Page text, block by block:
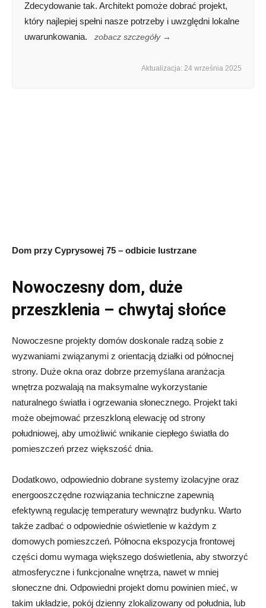
Zdecydowanie tak. Architekt pomoże dobrać projekt,
który najlepiej spełni nasze potrzeby i uwzględni lokalne
uwarunkowania.
zobacz szczegóły →
Aktualizacja: 24 września 2025
Dom przy Cyprysowej 75 – odbicie lustrzane
Nowoczesny dom, duże
przeszklenia – chwytaj słońce
Nowoczesne projekty domów doskonale radzą sobie z
wyzwaniami związanymi z orientacją działki od północnej
strony. Duże okna oraz dobrze przemyślana aranżacja
wnętrza pozwalają na maksymalne wykorzystanie
naturalnego światła i ogrzewania słonecznego. Projekt taki
może obejmować przeszkloną elewację od strony
południowej, aby umożliwić wnikanie ciepłego światła do
pomieszczeń przez większość dnia.
Dodatkowo, odpowiednio dobrane systemy izolacyjne oraz
energooszczędne rozwiązania techniczne zapewnią
efektywną regulację temperatury wewnątrz budynku. Warto
także zadbać o odpowiednie oświetlenie w każdym z
domowych pomieszczeń. Północna ekspozycja frontowej
części domu wymaga większego doświetlenia, aby stworzyć
atmosferyczne i funkcjonalne wnętrza, nawet w mniej
słoneczne dni. Odpowiedni projekt domu powinien mieć, w
takim układzie, pokój dzienny zlokalizowany od południa, lub